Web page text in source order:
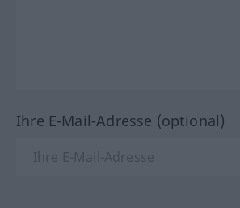
Ihre E-Mail-Adresse (optional)